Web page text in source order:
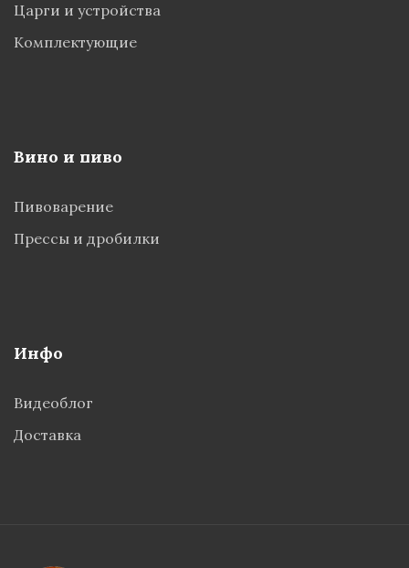
Царги и устройства
Комплектующие
Вино и пиво
Пивоварение
Прессы и дробилки
Инфо
Видеоблог
Доставка